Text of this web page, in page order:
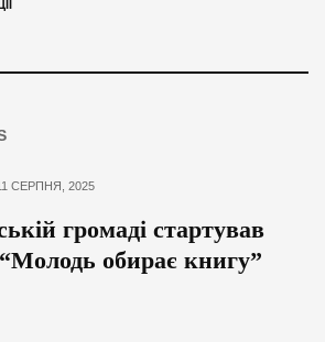
СЕРПНЯ, 2025
громаді стартував
обирає книгу”